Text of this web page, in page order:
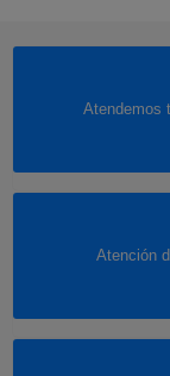
Atendemos
Atención